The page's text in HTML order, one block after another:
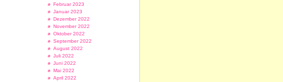
Februar 2023
Januar 2023
Dezember 2022
November 2022
Oktober 2022
September 2022
August 2022
Juli 2022
Juni 2022
Mai 2022
April 2022